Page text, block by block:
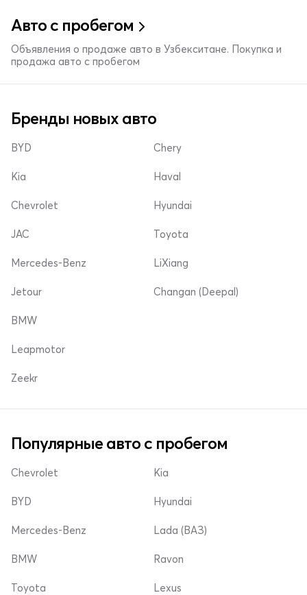
Авто с пробегом
Объявления о продаже авто в Узбекситане. Покупка и
продажа авто с пробегом
Бренды новых авто
BYD
Kia
Chevrolet
Chery
Haval
Hyundai
JAC
Mercedes-Benz
Jetour
Toyota
LiXiang
Changan (Deepal)
BMW
Leapmotor
Zeekr
Популярные авто с пробегом
Chevrolet
BYD
Mercedes-Benz
Kia
Hyundai
Lada (ВАЗ)
BMW
Toyota
Ravon
Lexus